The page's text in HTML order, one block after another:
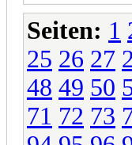
Seiten: 1
25 26 27
48 49 50
71 72 73